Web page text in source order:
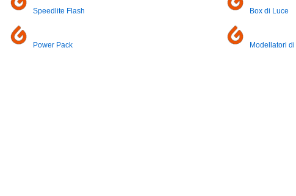
Speedlite Flash Box di Luce
Power Pack Modellatori